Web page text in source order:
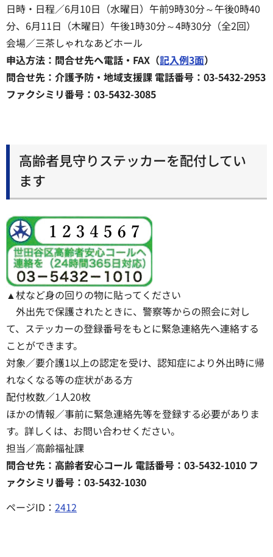
日時・日程／6月10日（水曜日）午前9時30分～午後0時40
分、6月11日（木曜日）午後1時30分～4時30分（全2回）
会場／三茶しゃれなあどホール
申込方法：問合せ先へ電話・FAX（記入例3面）
問合せ先：介護予防・地域支援課 電話番号：03-5432-2953
ファクシミリ番号：03-5432-3085
高齢者見守りステッカーを配付してい
ます
▲杖など身の回りの物に貼ってください
外出先で保護されたときに、警察等からの照会に対し
て、ステッカーの登録番号をもとに緊急連絡先へ連絡する
ことができます。
対象／要介護1以上の認定を受け、認知症により外出時に帰
れなくなる等の症状がある方
配付枚数／1人20枚
ほかの情報／事前に緊急連絡先等を登録する必要がありま
す。詳しくは、お問い合わせください。
担当／高齢福祉課
問合せ先：高齢者安心コール 電話番号：03-5432-1010 フ
ァクシミリ番号：03-5432-1030
ページID： 2412